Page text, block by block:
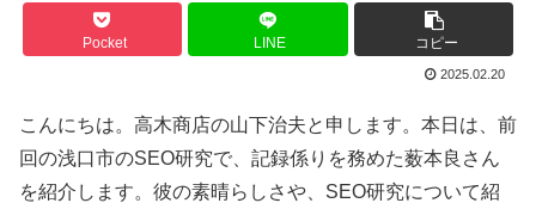
Pocket LINE コピー
2025.02.20
こんにちは。高木商店の山下治夫と申します。本日は、前
回の浅口市のSEO研究で、記録係りを務めた薮本良さん
を紹介します。彼の素晴らしさや、SEO研究について紹